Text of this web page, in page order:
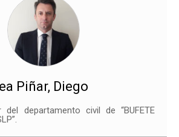
Piñar, Diego
departamento civil de “BUFETE